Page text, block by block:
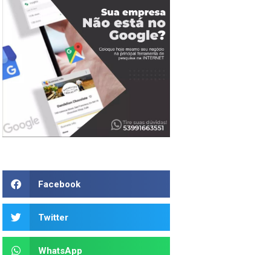
Facebook
Twitter
WhatsApp